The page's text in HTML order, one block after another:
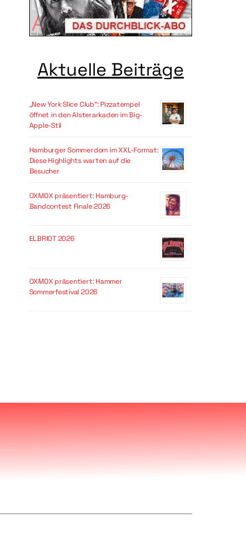
Aktuelle Beiträge
„New York Slice Club“: Pizzatempel
öffnet in den Alsterarkaden im Big-
Apple-Stil
Hamburger Sommerdom im XXL-Format:
Diese Highlights warten auf die
Besucher
OXMOX präsentiert: Hamburg-
Bandcontest Finale 2026
ELBRIOT 2026
OXMOX präsentiert: Hammer
Sommerfestival 2026